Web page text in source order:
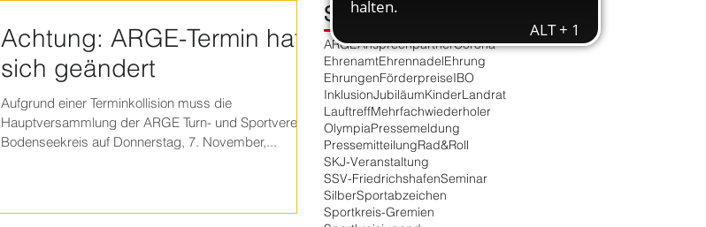
Achtung: ARGE-Termin hat
sich geändert
Aufgrund einer Terminkollision muss die
Hauptversammlung der ARGE Turn- und Sportvereine
Bodenseekreis auf Donnerstag, 7. November,...
Schlagwortsuche
ARGEAnsprechpartnerCorona
EhrenamtEhrennadelEhrung
EhrungenFörderpreiseIBO
InklusionJubiläumKinderLandrat
LauftreffMehrfachwiederholer
OlympiaPressemeldung
PressemitteilungRad&Roll
SKJ-Veranstaltung
SSV-FriedrichshafenSeminar
SilberSportabzeichen
Sportkreis-Gremien